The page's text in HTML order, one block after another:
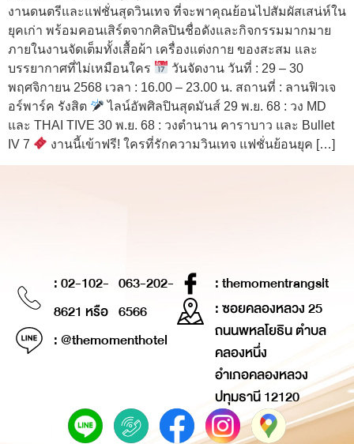
งานดนตรีและแฟชั่นสุดวินเทจ ที่จะพาคุณย้อนไปสัมผัสเสน่ห์ใน
ยุคเก่า พร้อมคอนเสิร์ตจากศิลปินชื่อดังและกิจกรรมมากมาย
ภายในงานจัดเต็มทั้งเสื้อผ้า เครื่องแต่งกาย ของสะสม และ
บรรยากาศที่ไม่เหมือนใคร
วันจัดงาน วันที่ : 29 – 30
พฤศจิกายน 2568 เวลา : 16.00 – 23.00 น. สถานที่ : ลานฟิวเจ
อร์พาร์ค รังสิต
ไลน์อัพศิลปินสุดมันส์ 29 พ.ย. 68 : วง MD
และ THAI TIVE 30 พ.ย. 68 : วงตำนาน คาราบาว และ Bullet
IV 7
งานนี้เข้าฟรี! ใครที่รักความวินเทจ แฟชั่นย้อนยุค […]
: 02-102-
8621 หรือ
063-202-
6566
: @themomenthotel
: themomentrangsit
: ซอยคลองหลวง 25
ถนนพหลโยธิน ตำบล
คลองหนึ่ง
อำเภอคลองหลวง
ปทุมธานี 12120